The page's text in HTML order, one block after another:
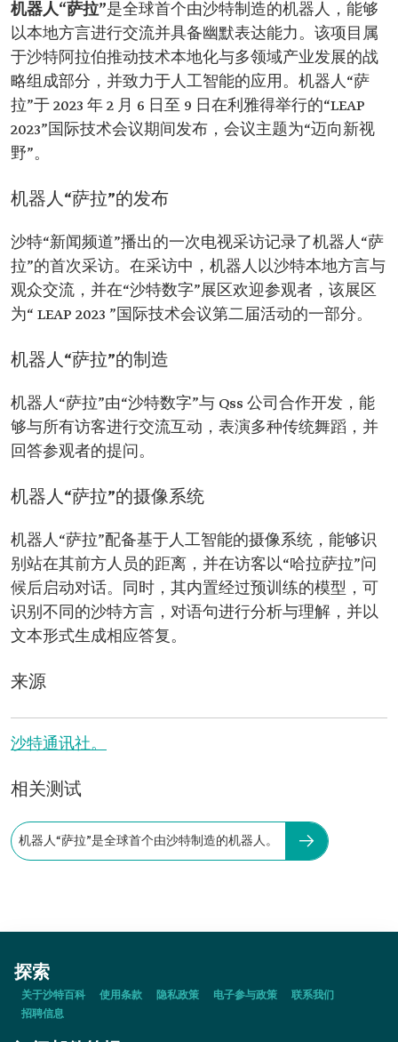
机器人“萨拉”是全球首个由沙特制造的机器人，能够
以本地方言进行交流并具备幽默表达能力。该项目属
于沙特阿拉伯推动技术本地化与多领域产业发展的战
略组成部分，并致力于人工智能的应用。机器人“萨
拉”于 2023 年 2 月 6 日至 9 日在利雅得举行的“LEAP
2023”国际技术会议期间发布，会议主题为“迈向新视
野”。
机器人“萨拉”的发布
沙特“新闻频道”播出的一次电视采访记录了机器人“萨
拉”的首次采访。在采访中，机器人以沙特本地方言与
观众交流，并在“沙特数字”展区欢迎参观者，该展区
为“ LEAP 2023 ”国际技术会议第二届活动的一部分。
机器人“萨拉”的制造
机器人“萨拉”由“沙特数字”与 Qss 公司合作开发，能
够与所有访客进行交流互动，表演多种传统舞蹈，并
回答参观者的提问。
机器人“萨拉”的摄像系统
机器人“萨拉”配备基于人工智能的摄像系统，能够识
别站在其前方人员的距离，并在访客以“哈拉萨拉”问
候后启动对话。同时，其内置经过预训练的模型，可
识别不同的沙特方言，对语句进行分析与理解，并以
文本形式生成相应答复。
来源
沙特通讯社。
相关测试
机器人“萨拉”是全球首个由沙特制造的机器人。
探索
关于沙特百科 使用条款 隐私政策 电子参与政策
联系我们
招聘信息